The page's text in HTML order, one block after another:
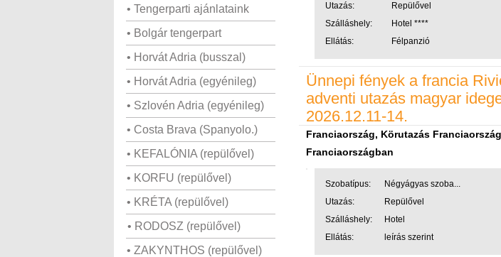
• Tengerparti ajánlataink
• Bolgár tengerpart
• Horvát Adria (busszal)
• Horvát Adria (egyénileg)
• Szlovén Adria (egyénileg)
• Costa Brava (Spanyolo.)
• KEFALÓNIA (repülővel)
• KORFU (repülővel)
• KRÉTA (repülővel)
• RODOSZ (repülővel)
• ZAKYNTHOS (repülővel)
Utazás:
Repülővel
Szálláshely:
Hotel ****
Ellátás:
Félpanzió
Ünnepi fények a francia
adventi utazás magyar
2026.12.11-14.
Franciaország, Körutazás
Franciaországban
Szobatípus:
Négyágyas szoba...
Utazás:
Repülővel
Szálláshely:
Hotel
Ellátás:
leírás szerint